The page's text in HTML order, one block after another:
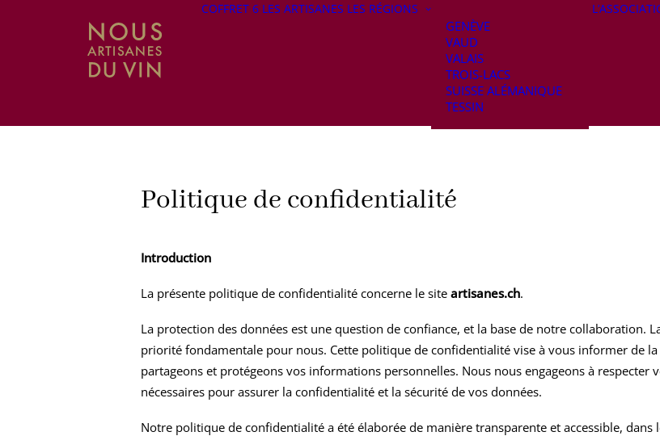
COFFRET 6 LES ARTISANES LES RÉGIONS
GENÈVE
VAUD
VALAIS
TROIS-LACS
SUISSE ALÉMANIQUE
TESSIN
Politique de confidentialité
Introduction
La présente politique de confidentialité concerne le site artisanes.ch.
La protection des données est une question de confiance, et la base de notre collaboration.
priorité fondamentale pour nous. Cette politique de confidentialité vise à vous informer de
partageons et protégeons vos informations personnelles. Nous nous engageons à respecter
nécessaires pour assurer la confidentialité et la sécurité de vos données.
Notre politique de confidentialité a été élaborée de manière transparente et accessible,